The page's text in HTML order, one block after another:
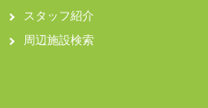
スタッフ紹介
周辺施設検索